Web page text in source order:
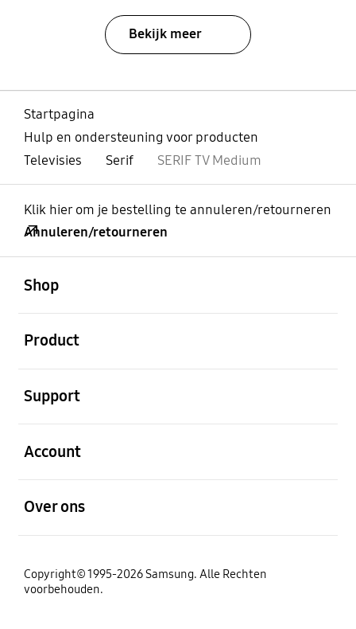
Bekijk meer
Startpagina
Hulp en ondersteuning voor producten
Televisies
Serif SERIF TV Medium
Klik hier om je bestelling te annuleren/retourneren
Annuleren/retourneren
Shop
Product
Support
Account
Over ons
Copyright© 1995-2026 Samsung. Alle Rechten
voorbehouden.